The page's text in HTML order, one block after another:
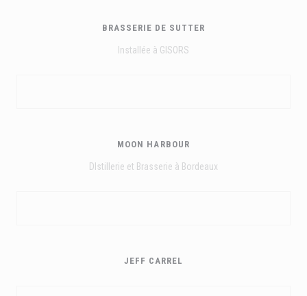
BRASSERIE DE SUTTER
Installée à GISORS
MOON HARBOUR
DIstillerie et Brasserie à Bordeaux
JEFF CARREL